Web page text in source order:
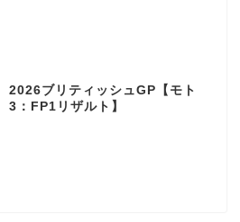
2026ブリティッシュGP【モト
3：FP1リザルト】